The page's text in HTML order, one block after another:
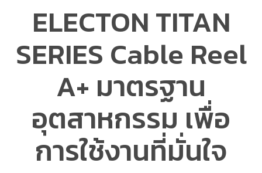
ELECTON TITAN
SERIES Cable Reel
A+ มาตรฐาน
อุตสาหกรรม เพื่อ
การใช้งานที่มั่นใจ